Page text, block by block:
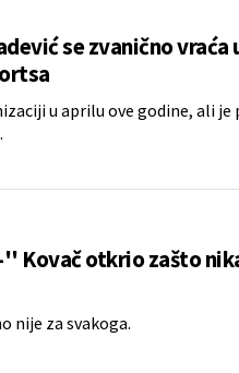
se zvanično vraća
u aprilu ove godine, ali
Kovač otkrio zašto
nije za svakoga.